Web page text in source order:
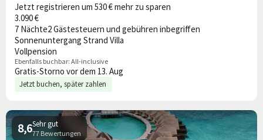
Jetzt registrieren um 530 € mehr zu sparen
3.090 €
7 Nächte2 Gästesteuern und gebühren inbegriffen
Sonnenuntergang Strand Villa
Vollpension
Ebenfalls buchbar: All-inclusive
Gratis-Storno vor dem 13. Aug
Jetzt buchen, später zahlen
Sehr gut
77 Bewertungen
8,6